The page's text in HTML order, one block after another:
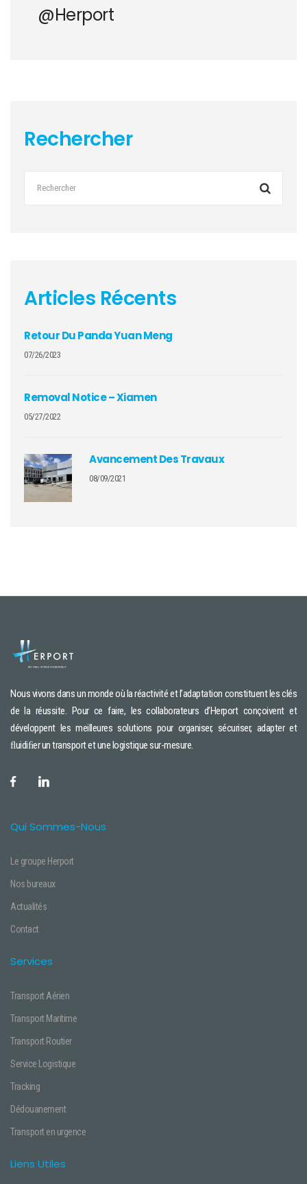
@herport
Rechercher
Articles Récents
Retour Du Panda Yuan Meng
07/26/2023
Removal Notice – Xiamen
05/27/2022
Avancement Des Travaux
08/09/2021
Nous vivons dans un monde où la réactivité et l’adaptation constituent les clés
de la réussite. Pour ce faire, les collaborateurs d’Herport conçoivent et
développent les meilleures solutions pour organiser, sécuriser, adapter et
ﬂuidiﬁer un transport et une logistique sur-mesure.
Qui Sommes-Nous
Le groupe Herport
Nos bureaux
Actualités
Contact
Services
Transport Aérien
Transport Maritime
Transport Routier
Service Logistique
Tracking
Dédouanement
Transport en urgence
Liens Utiles